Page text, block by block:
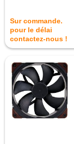
Sur commande.
pour le délai
contactez-nous !